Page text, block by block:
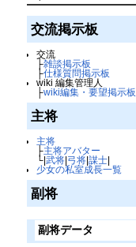
交流掲示板
交流
├雑談掲示板
├仕様質問掲示板
wiki 編集管理人
├wiki編集・要望掲示板
主将
主将
├主将アバター
└|武将|弓将|謀士|
少女の私室成長一覧
副将
副将データ